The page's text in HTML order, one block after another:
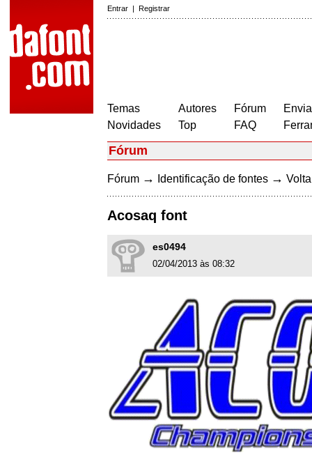
Entrar | Registrar
Temas
Novidades
Autores
Top
Fórum
FAQ
Fórum
Fórum → Identificação de fontes →
Acosaq font
es0494
02/04/2013 às 08:32